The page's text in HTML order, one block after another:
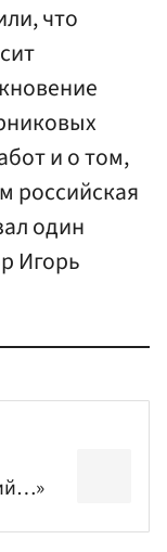
что
и о том,
российская
один
Игорь